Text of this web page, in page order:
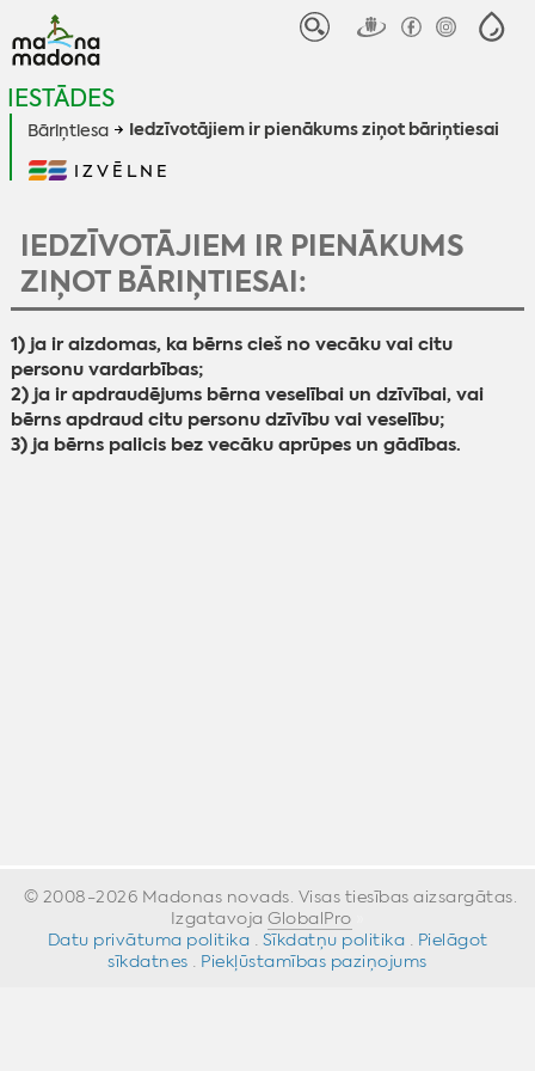
IESTĀDES
Bāriņtiesa Iedzīvotājiem ir pienākums ziņot bāriņtiesai
IZVĒLNE
IEDZĪVOTĀJIEM IR PIENĀKUMS
ZIŅOT BĀRIŅTIESAI:
1) ja ir aizdomas, ka bērns cieš no vecāku vai citu
personu vardarbības;
2) ja ir apdraudējums bērna veselībai un dzīvībai, vai
bērns apdraud citu personu dzīvību vai veselību;
3) ja bērns palicis bez vecāku aprūpes un gādības.
© 2008-2026 Madonas novads. Visas tiesības aizsargātas.
Izgatavoja GlobalPro
Datu privātuma politika · Sīkdatņu politika · Pielāgot
sīkdatnes · Piekļūstamības paziņojums